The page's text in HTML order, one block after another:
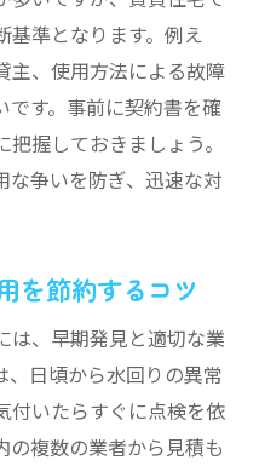
基準となります。例え
主、使用方法による故障
です。事前に契約書を確
握しておきましょう。
な争いを防ぎ、迅速な対
を節約するコツ
は、早期発見と適切な業
、日頃から水回りの異常
付いたらすぐに点検を依
の複数の業者から見積も